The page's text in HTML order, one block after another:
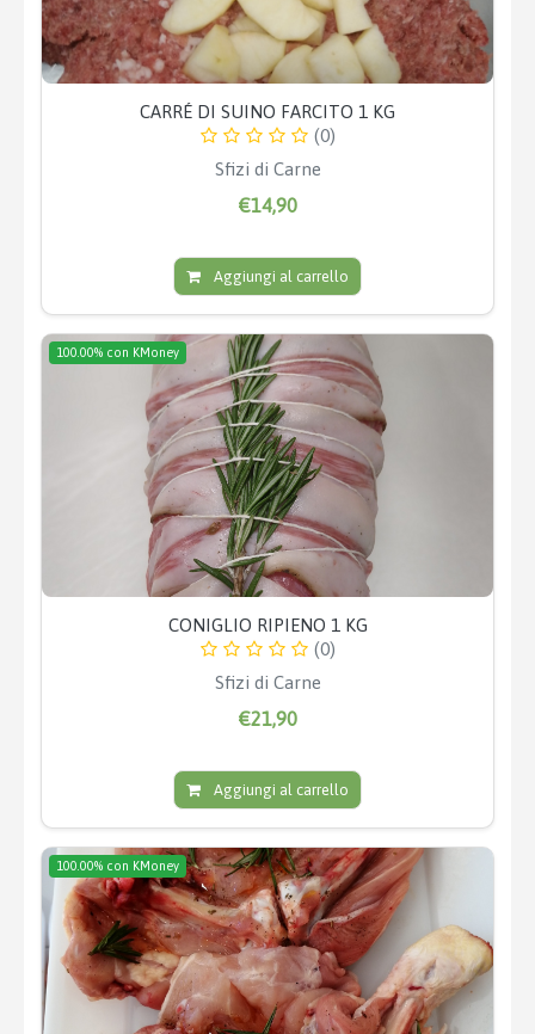
CARRÉ DI SUINO FARCITO 1 KG
(0)
Sfizi di Carne
€14,90
Aggiungi al carrello
100.00% con KMoney
CONIGLIO RIPIENO 1 KG
(0)
Sfizi di Carne
€21,90
Aggiungi al carrello
100.00% con KMoney